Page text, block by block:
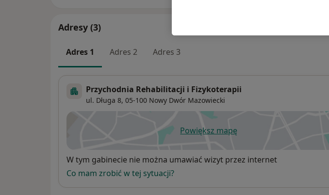
Adresy (3)
Adres 1 Adres 2 Adres 3
Przychodnia Rehabilitacji i Fizykoterapii
ul. Długa 8, 05-100 Nowy Dwór Mazowiecki
Powiększ mapęotwiera się w nowej karcie
Dostępność
W tym gabinecie nie można umawiać wizyt przez internet
Co mam zrobić w tej sytuacji?